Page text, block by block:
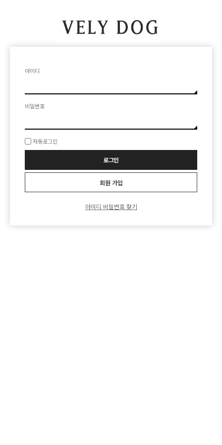
아이디
비밀번호
자동로그인
회원 가입
아이디 비밀번호 찾기